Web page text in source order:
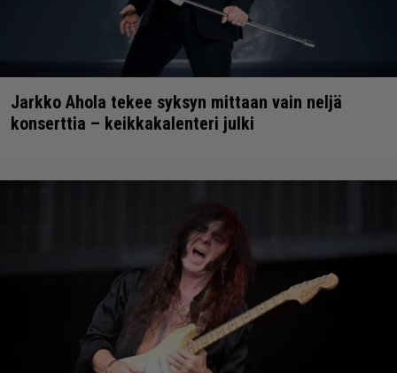
Jarkko Ahola tekee syksyn mittaan vain neljä
konserttia – keikkakalenteri julki